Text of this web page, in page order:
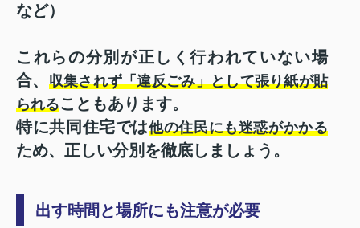
など）
これらの分別が正しく行われていない場
合、 収集されず「違反ごみ」として張り紙が貼
られることもあります。
特に共同住宅では他の住民にも迷惑がかかる
ため、正しい分別を徹底しましょう。
出す時間と場所にも注意が必要